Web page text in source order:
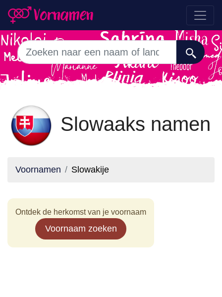
Slowaaks namen
Voornamen Slowakije
Ontdek de herkomst van je voornaam
Voornaam zoeken